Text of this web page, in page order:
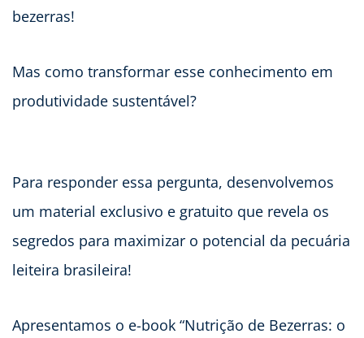
bezerras!
Mas como transformar esse conhecimento em
produtividade sustentável?
Para responder essa pergunta, desenvolvemos
um material exclusivo e gratuito que revela os
segredos para maximizar o potencial da pecuária
leiteira brasileira!
Apresentamos o e-book “Nutrição de Bezerras: o